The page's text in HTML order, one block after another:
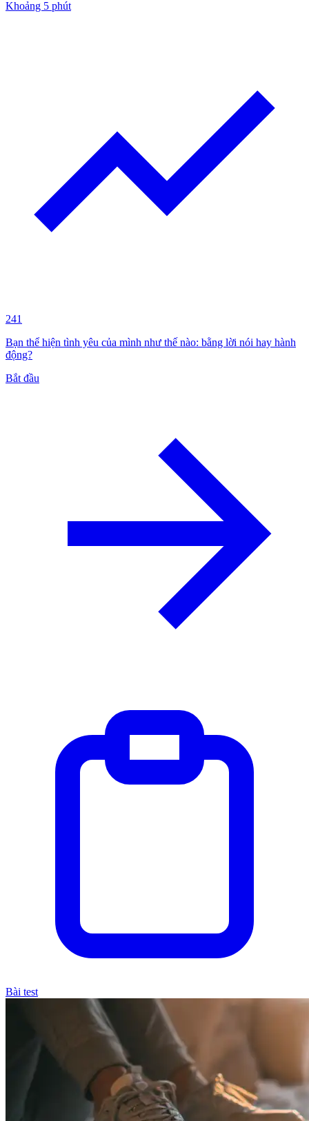
Khoảng 5 phút
241
Bạn thể hiện tình yêu của mình như thế nào: bằng lời nói hay hành
động?
Bắt đầu
Bài test